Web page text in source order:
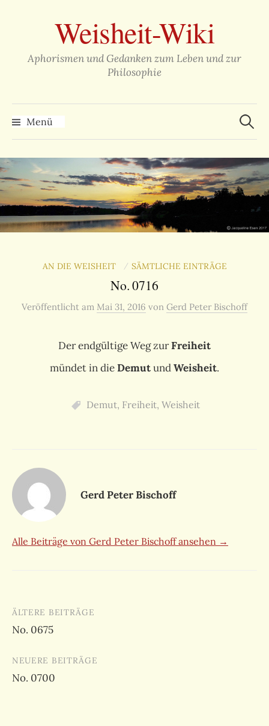
überspringenWeisheit-Wiki
Aphorismen und Gedanken zum Leben und zur
Philosophie
Menü
Suchen
nach:
AN DIE WEISHEIT / SÄMTLICHE EINTRÄGE
No. 0716
Veröffentlicht am Mai 31, 2016 von Gerd Peter Bischoff
Der endgültige Weg zurFreiheit
mündet in dieDemutundWeisheit.
Demut, Freiheit, Weisheit
Gerd Peter Bischoff
Alle Beiträge von Gerd Peter Bischoff ansehen →
Beitragsnavigation
ÄLTERE BEITRÄGE
No. 0675
NEUERE BEITRÄGE
No. 0700